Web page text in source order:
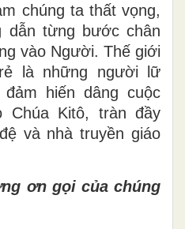
chúng ta thất vọng,
từng bước chân
vào Người. Thế giới
là những người lữ
hiến dâng cuộc
Chúa Kitô, tràn đầy
và nhà truyền giáo
ơn gọi của chúng